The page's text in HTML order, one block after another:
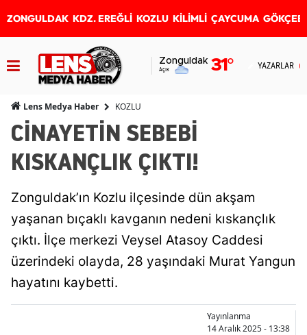
ZONGULDAK KDZ. EREĞLİ KOZLU KİLİMLİ ÇAYCUMA
Zonguldak
Açık 31° YAZARLAR
Lens Medya Haber KOZLU
CİNAYETİN SEBEBİ
KISKANÇLIK ÇIKTI!
Zonguldak’ın Kozlu ilçesinde dün akşam
yaşanan bıçaklı kavganın nedeni kıskançlık
çıktı. İlçe merkezi Veysel Atasoy Caddesi
üzerindeki olayda, 28 yaşındaki Murat Yangun
hayatını kaybetti.
Yayınlanma
14 Aralık 2025 - 13:38